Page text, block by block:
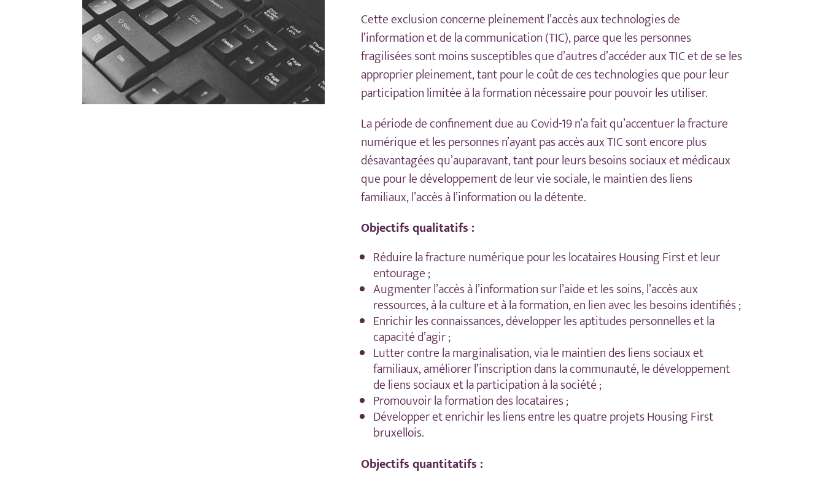
Cette exclusion concerne pleinement l’accès aux technologies de
l’information et de la communication (TIC), parce que les personnes
fragilisées sont moins susceptibles que d’autres d’accéder aux TIC et de se les
approprier pleinement, tant pour le coût de ces technologies que pour leur
participation limitée à la formation nécessaire pour pouvoir les utiliser.
La période de confinement due au Covid-19 n’a fait qu’accentuer la fracture
numérique et les personnes n’ayant pas accès aux TIC sont encore plus
désavantagées qu’auparavant, tant pour leurs besoins sociaux et médicaux
que pour le développement de leur vie sociale, le maintien des liens
familiaux, l’accès à l’information ou la détente.
Objectifs qualitatifs :
Réduire la fracture numérique pour les locataires Housing First et leur
entourage ;
Augmenter l’accès à l’information sur l’aide et les soins, l’accès aux
ressources, à la culture et à la formation, en lien avec les besoins identifiés ;
Enrichir les connaissances, développer les aptitudes personnelles et la
capacité d’agir ;
Lutter contre la marginalisation, via le maintien des liens sociaux et
familiaux, améliorer l’inscription dans la communauté, le développement
de liens sociaux et la participation à la société ;
Promouvoir la formation des locataires ;
Développer et enrichir les liens entre les quatre projets Housing First
bruxellois.
Objectifs quantitatifs :